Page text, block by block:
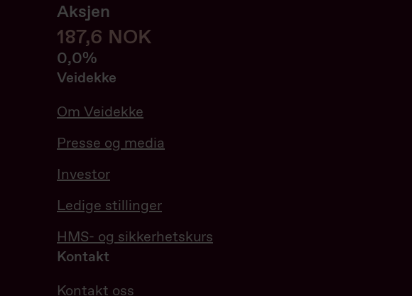
Aksjen
187,6 NOK187,6
0,0%
0.00%
Veidekke
Om Veidekke
Presse og media
Investor
Ledige stillinger
HMS- og sikkerhetskurs
Kontakt
Kontakt oss